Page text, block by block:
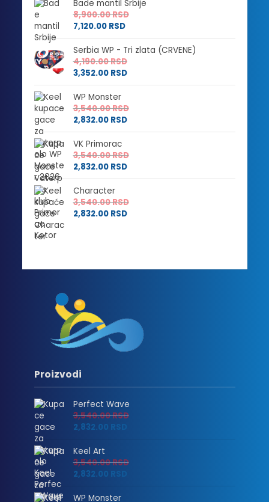
Bade mantil Srbije
8,900.00RSD
7,120.00 RSD
Serbia WP - Tri zlata (CRVENE)
4,190.00RSD
3,352.00 RSD
WP Monster
3,540.00RSD
2,832.00 RSD
VK Primorac
3,540.00RSD
2,832.00 RSD
Character
3,540.00RSD
2,832.00 RSD
Proizvodi
Perfect Wave
3,540.00RSD
2,832.00 RSD
Keel Art
3,540.00RSD
2,832.00 RSD
WP Monster